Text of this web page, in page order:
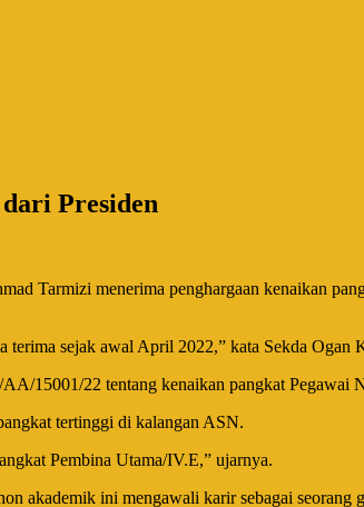
Presiden
Tarmizi menerima penghargaan kenaikan
terima sejak awal April 2022,” kata Sekda
15001/22 tentang kenaikan pangkat Pegawai
tertinggi di kalangan ASN.
Pembina Utama/IV.E,” ujarnya.
akademik ini mengawali karir sebagai